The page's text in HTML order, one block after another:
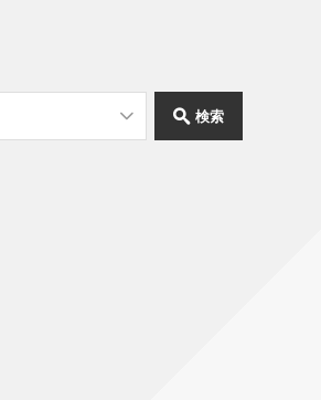
検索